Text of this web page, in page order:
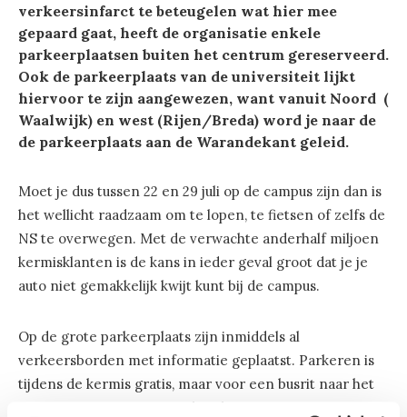
verkeersinfarct te beteugelen wat hier mee
gepaard gaat, heeft de organisatie enkele
parkeerplaatsen buiten het centrum gereserveerd.
Ook de parkeerplaats van de universiteit lijkt
hiervoor te zijn aangewezen, want vanuit Noord (
Waalwijk) en west (Rijen/Breda) word je naar de
de parkeerplaats aan de Warandekant geleid.
Moet je dus tussen 22 en 29 juli op de campus zijn dan is
het wellicht raadzaam om te lopen, te fietsen of zelfs de
NS te overwegen. Met de verwachte anderhalf miljoen
kermisklanten is de kans in ieder geval groot dat je je
auto niet gemakkelijk kwijt kunt bij de campus.
Op de grote parkeerplaats zijn inmiddels al
verkeersborden met informatie geplaatst. Parkeren is
tijdens de kermis gratis, maar voor een busrit naar het
centrum moet men 1 euro betalen.